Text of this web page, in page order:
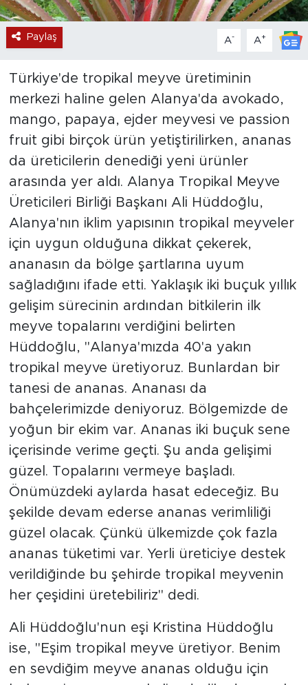
Paylaş A- A+
Türkiye'de tropikal meyve üretiminin
merkezi haline gelen Alanya'da avokado,
mango, papaya, ejder meyvesi ve passion
fruit gibi birçok ürün yetiştirilirken, ananas
da üreticilerin denediği yeni ürünler
arasında yer aldı. Alanya Tropikal Meyve
Üreticileri Birliği Başkanı Ali Hüddoğlu,
Alanya'nın iklim yapısının tropikal meyveler
için uygun olduğuna dikkat çekerek,
ananasın da bölge şartlarına uyum
sağladığını ifade etti. Yaklaşık iki buçuk yıllık
gelişim sürecinin ardından bitkilerin ilk
meyve topalarını verdiğini belirten
Hüddoğlu, ''Alanya'mızda 40'a yakın
tropikal meyve üretiyoruz. Bunlardan bir
tanesi de ananas. Ananası da
bahçelerimizde deniyoruz. Bölgemizde de
yoğun bir ekim var. Ananas iki buçuk sene
içerisinde verime geçti. Şu anda gelişimi
güzel. Topalarını vermeye başladı.
Önümüzdeki aylarda hasat edeceğiz. Bu
şekilde devam ederse ananas verimliliği
güzel olacak. Çünkü ülkemizde çok fazla
ananas tüketimi var. Yerli üreticiye destek
verildiğinde bu şehirde tropikal meyvenin
her çeşidini üretebiliriz'' dedi.
Ali Hüddoğlu'nun eşi Kristina Hüddoğlu
ise, ''Eşim tropikal meyve üretiyor. Benim
en sevdiğim meyve ananas olduğu için